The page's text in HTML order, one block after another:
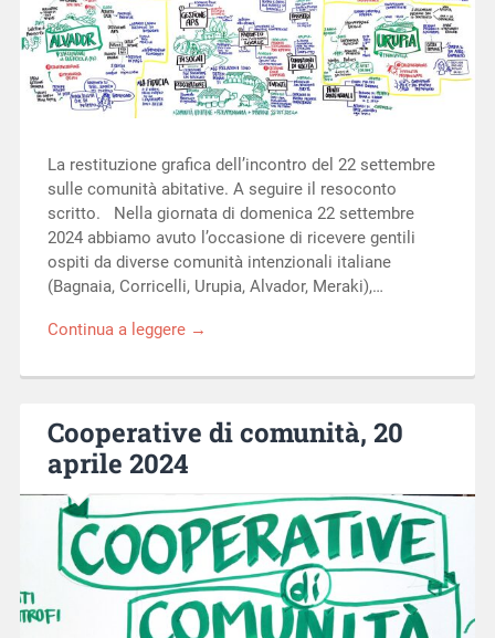
La restituzione grafica dell’incontro del 22 settembre
sulle comunità abitative. A seguire il resoconto
scritto. Nella giornata di domenica 22 settembre
2024 abbiamo avuto l’occasione di ricevere gentili
ospiti da diverse comunità intenzionali italiane
(Bagnaia, Corricelli, Urupia, Alvador, Meraki),…
Continua a leggere →
Cooperative di comunità, 20
aprile 2024